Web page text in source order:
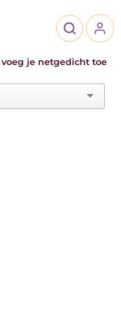
voeg je netgedicht toe